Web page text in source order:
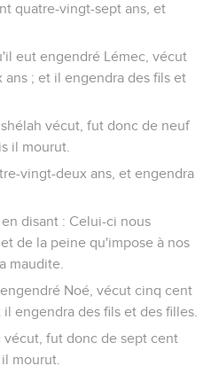
quatre-vingt-sept ans, et
eut engendré Lémec, vécut
; et il engendra des fils et
vécut, fut donc de neuf
il mourut.
vingt-deux ans, et engendra
disant : Celui-ci nous
de la peine qu'impose à nos
maudite.
Noé, vécut cinq cent
engendra des fils et des filles.
vécut, fut donc de sept cent
mourut.